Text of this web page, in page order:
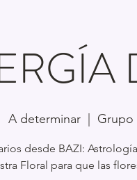
A determinar Grupo
desde BAZI:
Floral para que las